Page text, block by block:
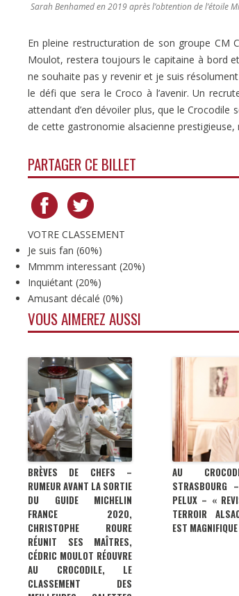
Sarah Benhamed en 2019 après l’obtention de l’étoile
En pleine restructuration de son groupe CM
Moulot, restera toujours le capitaine à bord
ne souhaite pas y revenir et je suis
le défi que sera le Croco à l’avenir. Un
attendant d’en dévoiler plus, que le Crocodile
de cette gastronomie alsacienne
PARTAGER CE BILLET
VOTRE CLASSEMENT
Je suis fan (60%)
Mmmm interessant (20%)
Inquiétant (20%)
Amusant décalé (0%)
VOUS AIMEREZ AUSSI
BRÈVES DE CHEFS –
RUMEUR AVANT LA SORTIE
DU GUIDE MICHELIN
FRANCE 2020,
CHRISTOPHE ROURE
RÉUNIT SES MAÎTRES,
CÉDRIC MOULOT RÉOUVRE
AU CROCODILE, LE
CLASSEMENT DES
AU
STRASBOURG
PELUX – «
TERROIR
EST